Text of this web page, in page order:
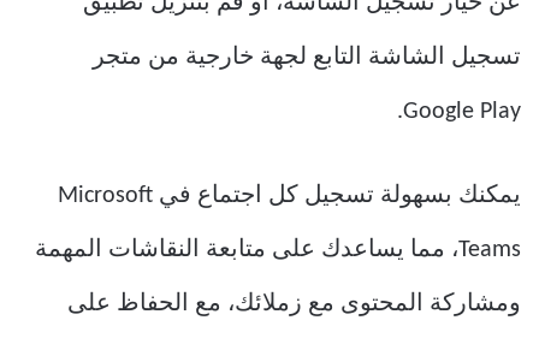
تسجيل الشاشة التابع لجهة خارجية من متجر
Google Play.
يمكنك بسهولة تسجيل كل اجتماع في Microsoft
Teams، مما يساعدك على متابعة النقاشات المهمة
ومشاركة المحتوى مع زملائك، مع الحفاظ على